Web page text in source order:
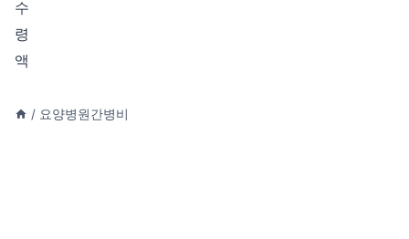
/ 요양병원간병비